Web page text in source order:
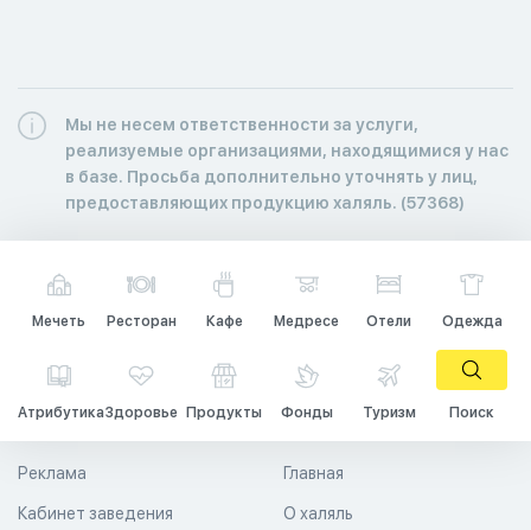
Мы не несем ответственности за услуги,
реализуемые организациями, находящимися у нас
в базе. Просьба дополнительно уточнять у лиц,
предоставляющих продукцию халяль. (57368)
Мечеть Ресторан Кафе Медресе Отели Одежда
АтрибутикаЗдоровье Продукты Фонды Туризм Поиск
Главная
О халяль
Реклама
Кабинет заведения